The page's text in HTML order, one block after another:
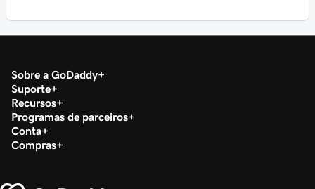
Sobre a GoDaddy
Suporte
Recursos
Programas de parceiros
Conta
Compras